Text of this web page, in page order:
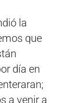
la
que
día en
a venir a